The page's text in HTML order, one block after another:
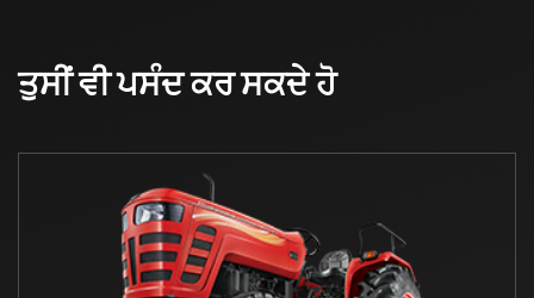
ਤੁਸੀਂ ਵੀ ਪਸੰਦ ਕਰ ਸਕਦੇ ਹੋ